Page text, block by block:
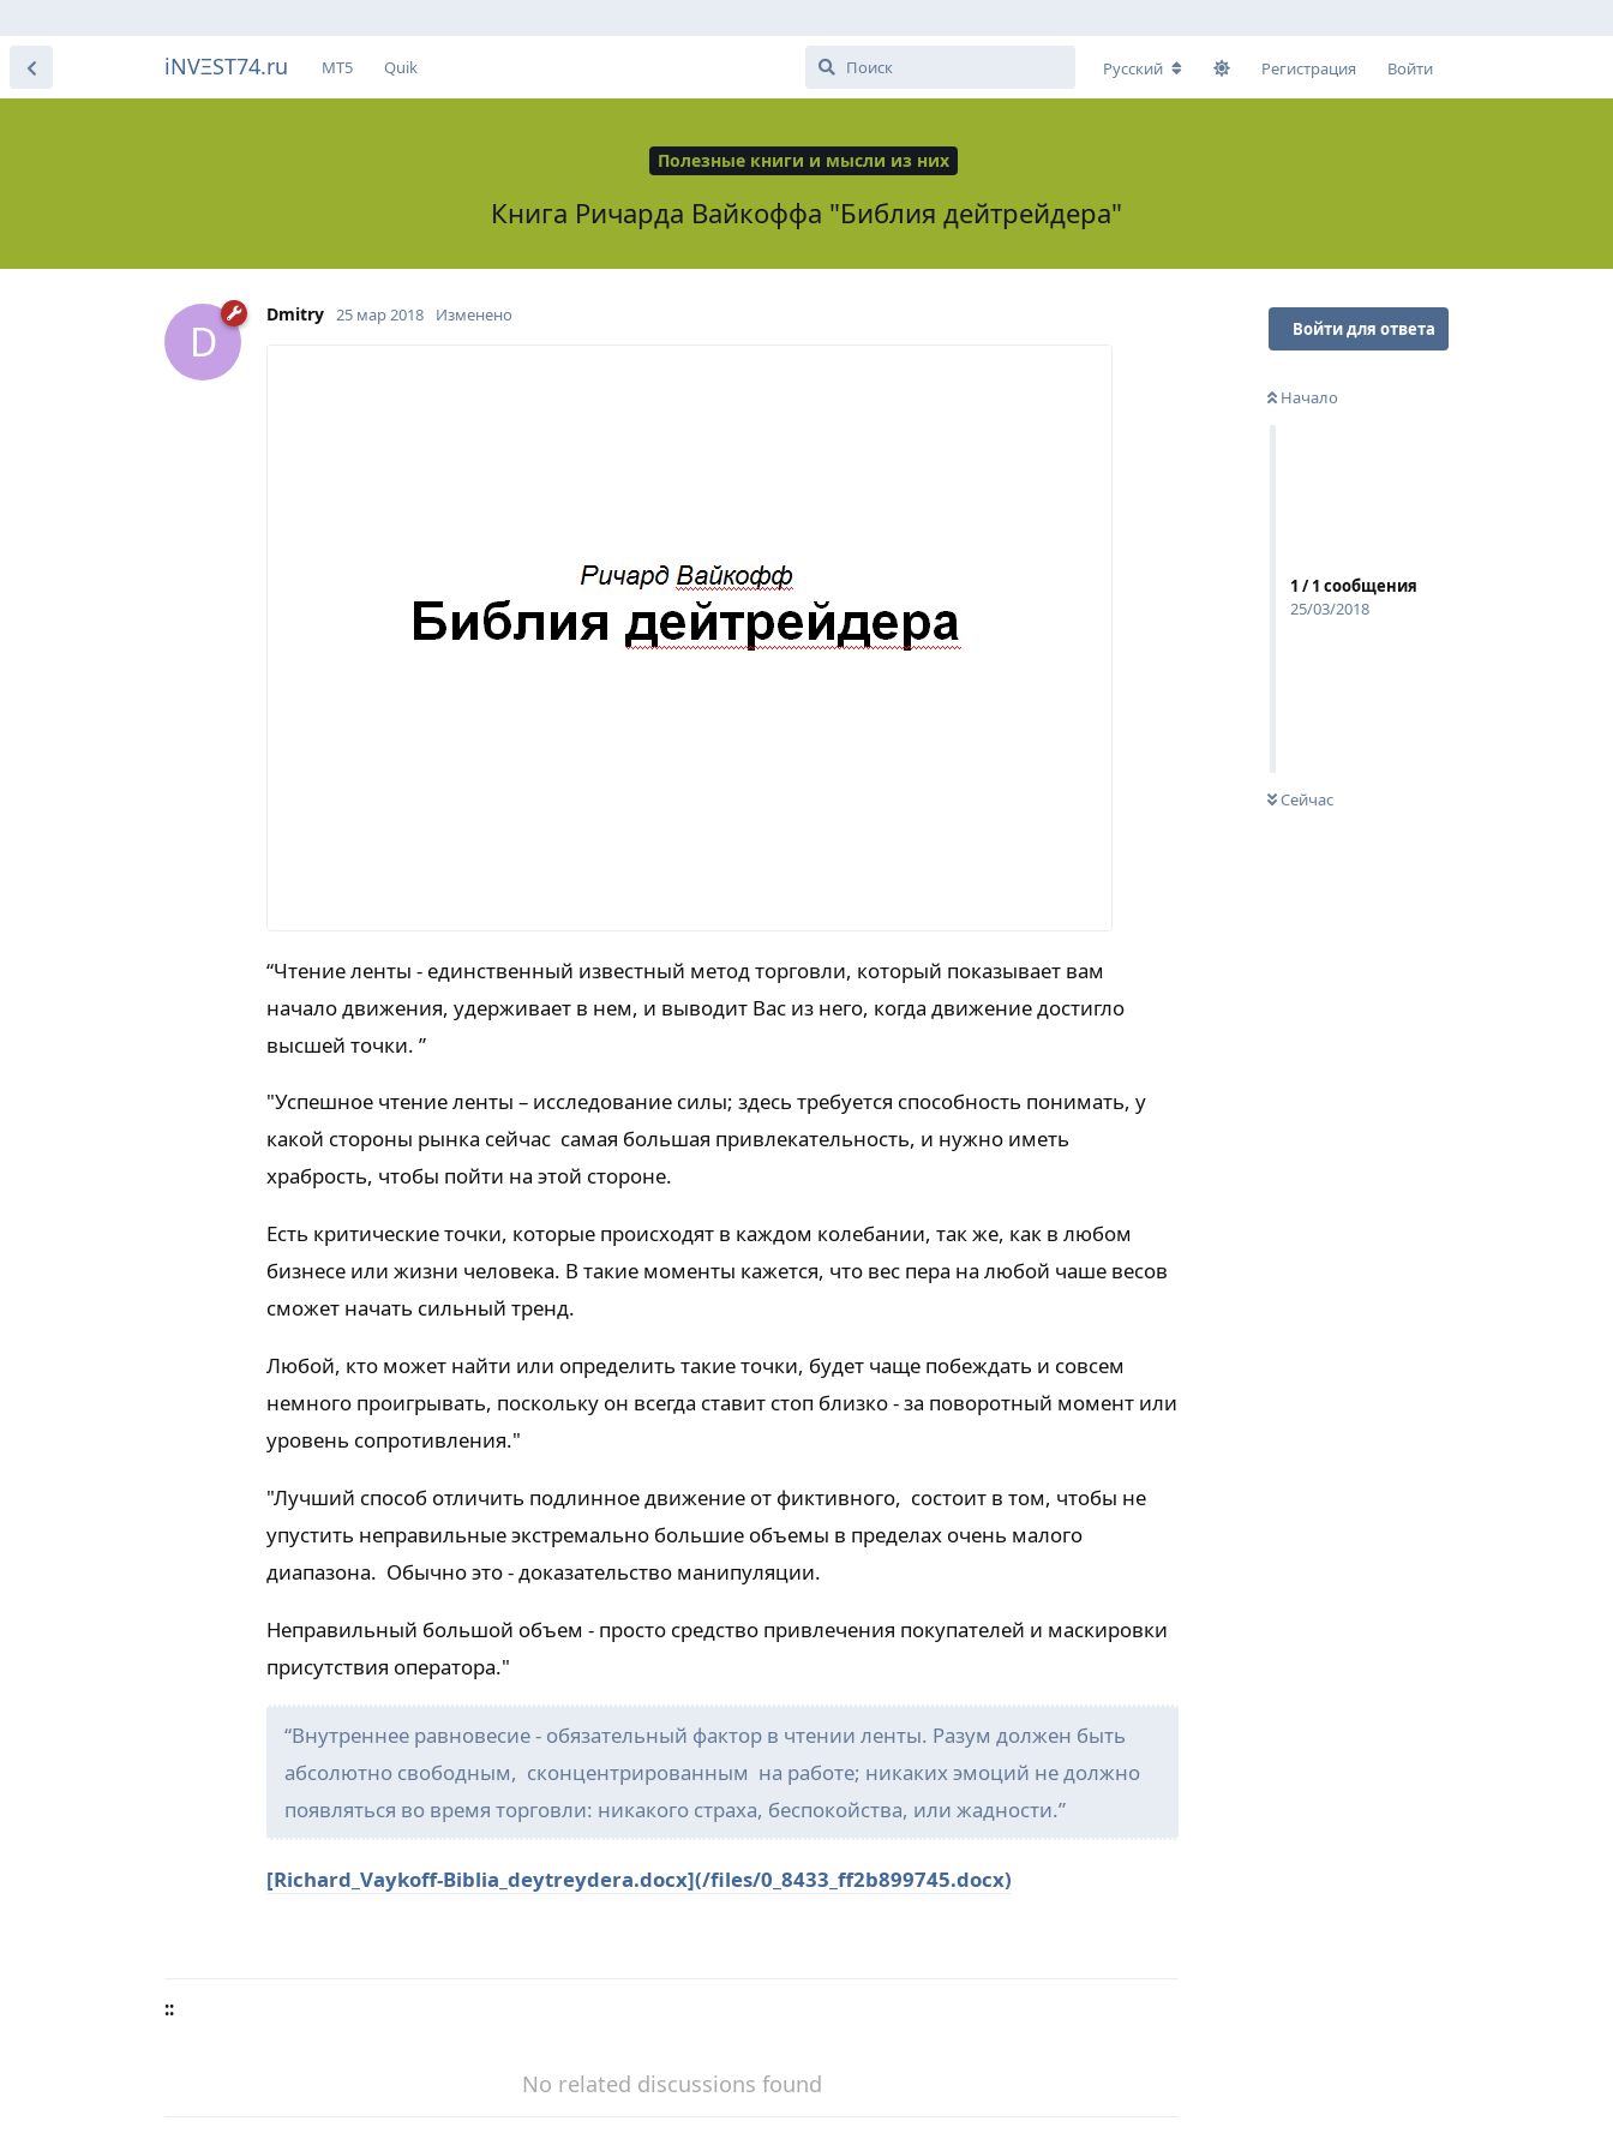
iNVΞST74.ru МТ5 Quik Русский Регистрация Войти
Полезные книги и мысли из них
Книга Ричарда Вайкоффа "Библия дейтрейдера"
Войти для ответа
Начало
1 /1 сообщения
25/03/2018
Сейчас
D
Dmitry 25 мар 2018 Изменено
“Чтение ленты - единственный известный метод торговли, который показывает вам
начало движения, удерживает в нем, и выводит Вас из него, когда движение достигло
высшей точки. ”
"Успешное чтение ленты – исследование силы; здесь требуется способность понимать, у
какой стороны рынка сейчас самая большая привлекательность, и нужно иметь
храбрость, чтобы пойти на этой стороне.
Есть критические точки, которые происходят в каждом колебании, так же, как в любом
бизнесе или жизни человека. В такие моменты кажется, что вес пера на любой чаше весов
сможет начать сильный тренд.
Любой, кто может найти или определить такие точки, будет чаще побеждать и совсем
немного проигрывать, поскольку он всегда ставит стоп близко - за поворотный момент или
уровень сопротивления."
"Лучший способ отличить подлинное движение от фиктивного, состоит в том, чтобы не
упустить неправильные экстремально большие объемы в пределах очень малого
диапазона. Обычно это - доказательство манипуляции.
Неправильный большой объем - просто средство привлечения покупателей и маскировки
присутствия оператора."
“Внутреннее равновесие - обязательный фактор в чтении ленты. Разум должен быть
абсолютно свободным, сконцентрированным на работе; никаких эмоций не должно
появляться во время торговли: никакого страха, беспокойства, или жадности.”
[Richard_Vaykoff-Biblia_deytreydera.docx](/files/0_8433_ff2b899745.docx)
::
No related discussions found